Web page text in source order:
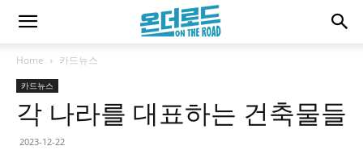
Home 카드뉴스
카드뉴스
각 나라를 대표하는 건축물들
2023-12-22